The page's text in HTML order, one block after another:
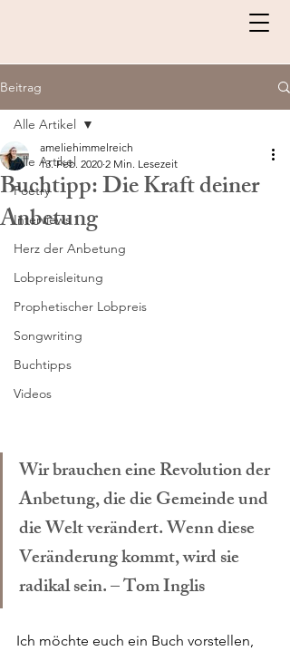
Beitrag
Alle Artikel
Poetry
Interviews
Herz der Anbetung
Lobpreisleitung
Prophetischer Lobpreis
Songwriting
Buchtipps
Videos
Alle Artikel
Buchtipp: Die Kraft deiner
Anbetung
ameliehimmelreich
13. Feb. 2020 2 Min. Lesezeit
Wir brauchen eine Revolution der
Anbetung, die die Gemeinde und
die Welt verändert. Wenn diese
Veränderung kommt, wird sie
radikal sein. – Tom Inglis
Ich möchte euch ein Buch vorstellen,